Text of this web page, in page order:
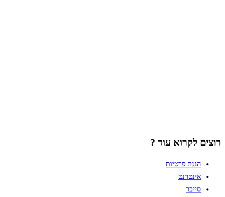
רוצים לקרוא עוד ?
הגנת פרטיות
אינטרנט
סייבר